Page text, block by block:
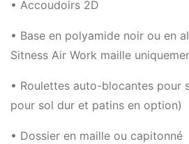
• Accoudoirs 2D
• Base en polyamide noir ou en
Sitness Air Work maille
• Roulettes auto-blocantes pour
pour sol dur et patins en option)
• Dossier en maille ou capitonné